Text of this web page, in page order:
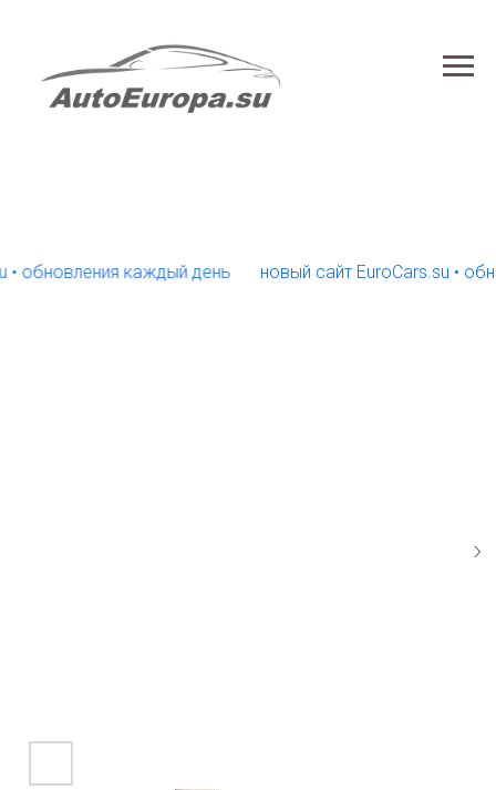
каждый день новый сайт EuroCars.su •